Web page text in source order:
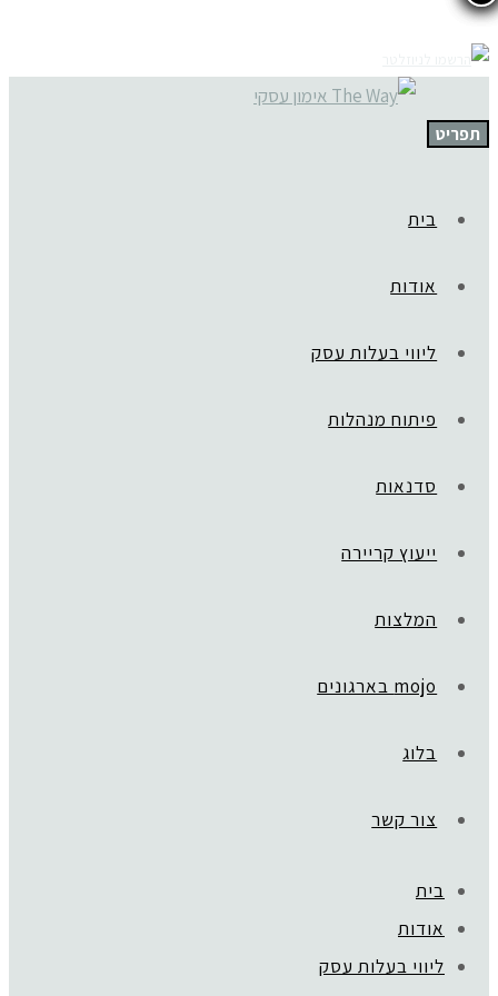
תפריט
בית
אודות
ליווי בעלות עסק
פיתוח מנהלות
סדנאות
ייעוץ קריירה
המלצות
mojo בארגונים
בלוג
צור קשר
בית
אודות
ליווי בעלות עסקtxt2